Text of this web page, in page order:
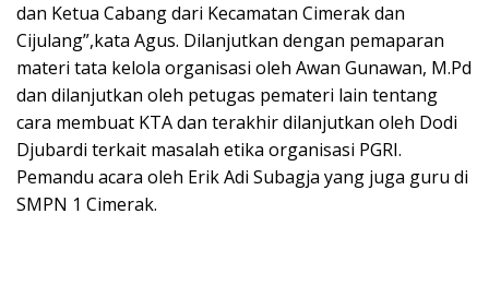
dan Ketua Cabang dari Kecamatan Cimerak dan
Cijulang”,kata Agus. Dilanjutkan dengan pemaparan
materi tata kelola organisasi oleh Awan Gunawan, M.Pd
dan dilanjutkan oleh petugas pemateri lain tentang
cara membuat KTA dan terakhir dilanjutkan oleh Dodi
Djubardi terkait masalah etika organisasi PGRI.
Pemandu acara oleh Erik Adi Subagja yang juga guru di
SMPN 1 Cimerak.